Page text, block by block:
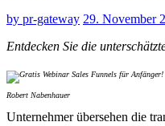
by pr-gateway 29. November
Entdecken Sie die
Robert Nabenhauer
Unternehmer übersehen die